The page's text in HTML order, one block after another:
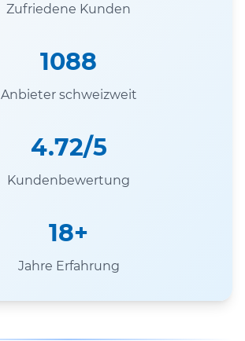
Zufriedene Kunden
1088
Anbieter schweizweit
4.72/5
Kundenbewertung
18+
Jahre Erfahrung